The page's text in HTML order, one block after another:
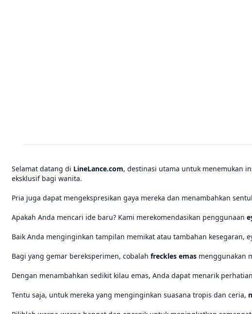
Selamat datang di LineLance.com, destinasi utama untuk menemukan
eksklusif bagi wanita.
Pria juga dapat mengekspresikan gaya mereka dan menambahkan
Apakah Anda mencari ide baru? Kami merekomendasikan penggunaan
Baik Anda menginginkan tampilan memikat atau tambahan
Bagi yang gemar bereksperimen, cobalah freckles emas menggunakan
Dengan menambahkan sedikit kilau emas, Anda dapat menarik
Tentu saja, untuk mereka yang menginginkan suasana tropis dan ceria,